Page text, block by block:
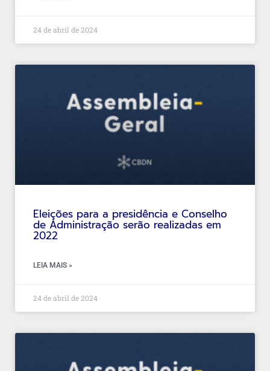
24 de abril de 2024
Eleições para a presidência e Conselho
de Administração serão realizadas em
2022
LEIA MAIS »
24 de abril de 2024